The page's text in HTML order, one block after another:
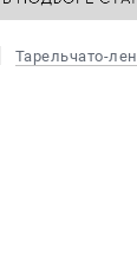
Тарельчато-